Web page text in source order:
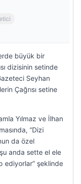
büyük bir
dizisinin setinde
Seyhan
Çağrısı setine
Yılmaz ve İlhan
“Dizi
da özel
anda sette el ele
ediyorlar” şeklinde